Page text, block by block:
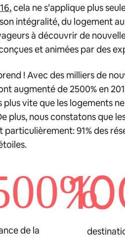
, cela ne s’applique plus
intégralité, du logement
à découvrir de
et animées par des
! Avec des milliers de
augmenté de 2500% en
vite que les logements
plus, nous constatons que
particulièrement: 91% des
de la